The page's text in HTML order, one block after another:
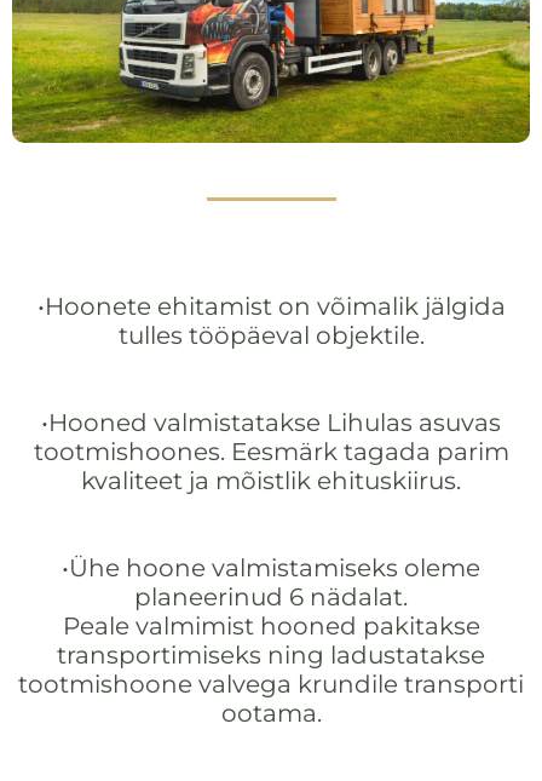
•Hoonete ehitamist on võimalik jälgida
tulles tööpäeval objektile.
•Hooned valmistatakse Lihulas asuvas
tootmishoones. Eesmärk tagada parim
kvaliteet ja mõistlik ehituskiirus.
•Ühe hoone valmistamiseks oleme
planeerinud 6 nädalat.
Peale valmimist hooned pakitakse
transportimiseks ning ladustatakse
tootmishoone valvega krundile transporti
ootama.